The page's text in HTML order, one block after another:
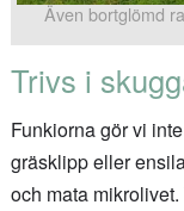
Även bortglömd
Trivs i
Funkiorna gör vi
gräsklipp eller
och mata